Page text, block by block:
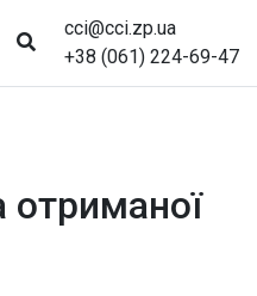
cci@cci.zp.ua
+38 (061) 224-69-47
отриманої